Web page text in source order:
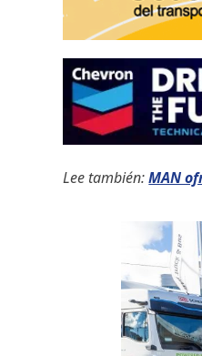
Lee también:MAN